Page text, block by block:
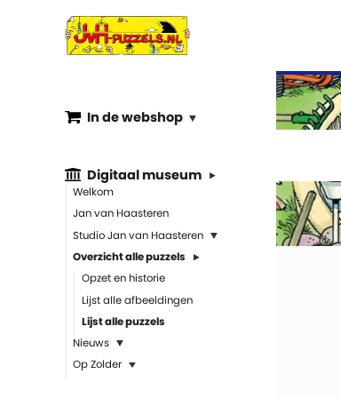
In de webshop
Digitaal museum
Welkom
Jan van Haasteren
Studio Jan van Haasteren
Overzicht alle puzzels
Opzet en historie
Lijst alle afbeeldingen
Lijst alle puzzels
Nieuws
Op Zolder